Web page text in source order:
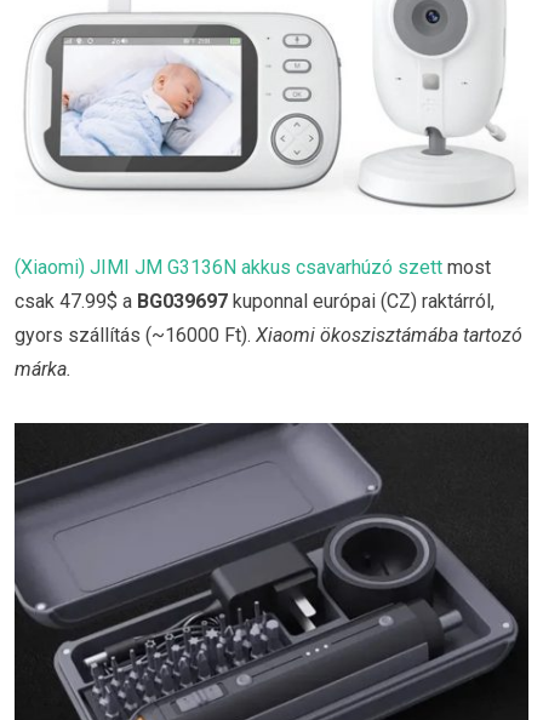
(Xiaomi) JIMI JM G3136N akkus csavarhúzó szett most
csak 47.99$ a BG039697 kuponnal európai (CZ) raktárról,
gyors szállítás (~16000 Ft). Xiaomi ökoszisztámába tartozó
márka.